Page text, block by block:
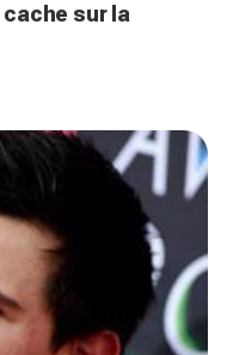
sur la